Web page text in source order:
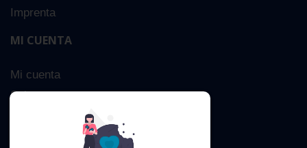
Imprenta
MI CUENTA
Mi cuenta
Sobre nosotros
Búsqueda Avanzada